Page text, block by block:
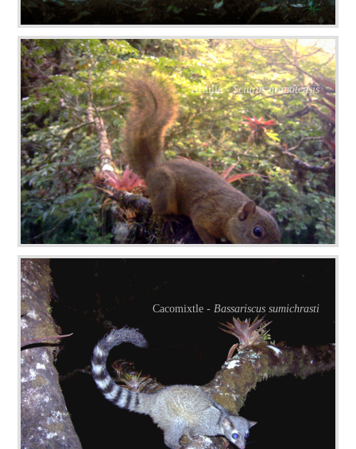
Ardilla -Sciurus granatensis
Cacomixtle -Bassariscus sumichrasti